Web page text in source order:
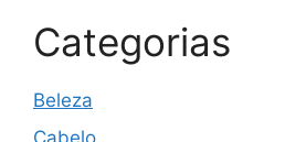
Categorias
Beleza
Cabelo